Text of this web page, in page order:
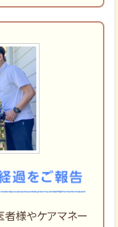
者様やケアマネー